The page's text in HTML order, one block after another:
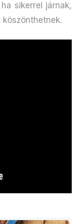
sikerrel járnak,